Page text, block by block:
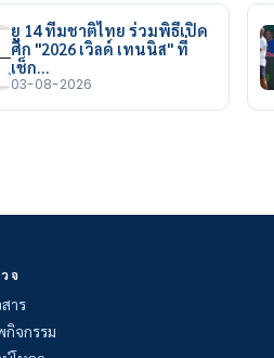
ยู 14 ทีมชาติไทย ร่วมพิธีเปิด
ศึก "2026 เวิลด์ เทนนิส" ที่
เช็ก…
03-08-2026
จ
าร
กิจกรรม